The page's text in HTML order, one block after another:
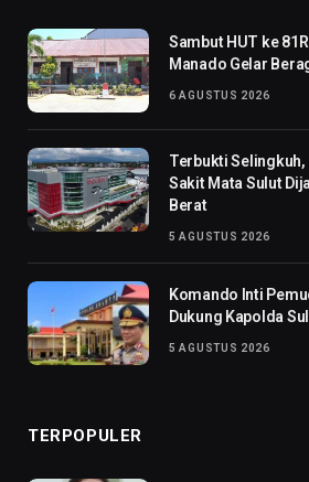
Sambut HUT ke
Manado Gelar
6 AGUSTUS 2026
Terbukti Selingkuh,
Sakit Mata Sulut
Berat
5 AGUSTUS 2026
Komando Inti
Dukung Kapolda
5 AGUSTUS 2026
TERPOPULER